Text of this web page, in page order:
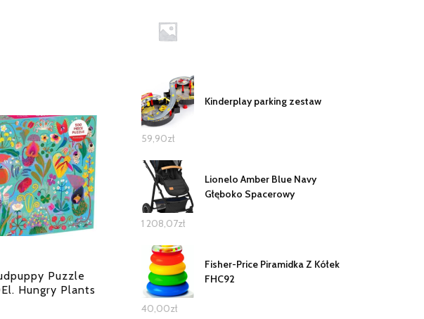
Puzzle
Hungry Plants
Kinderplay parking zestaw
59,90zł
Lionelo Amber Blue Navy
Głęboko Spacerowy
1 208,07zł
Fisher-Price Piramidka Z Kółek
FHC92
40,00zł